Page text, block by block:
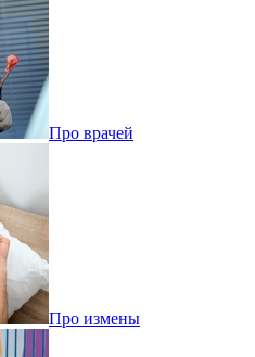
Про врачей
Про измены